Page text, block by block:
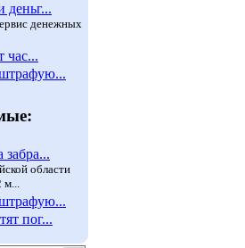
деньг...
денежных
час...
забра...
области
пог...